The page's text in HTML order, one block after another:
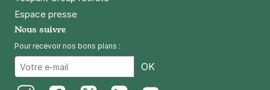
Espace presse
Nous suivre
Pour recevoir nos bons plans :
OK